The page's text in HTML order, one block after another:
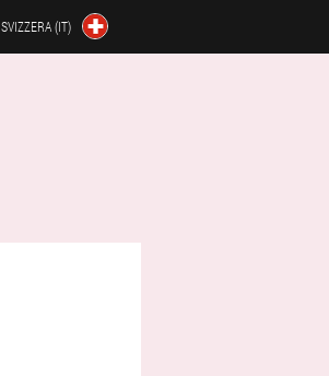
SVIZZERA (IT)